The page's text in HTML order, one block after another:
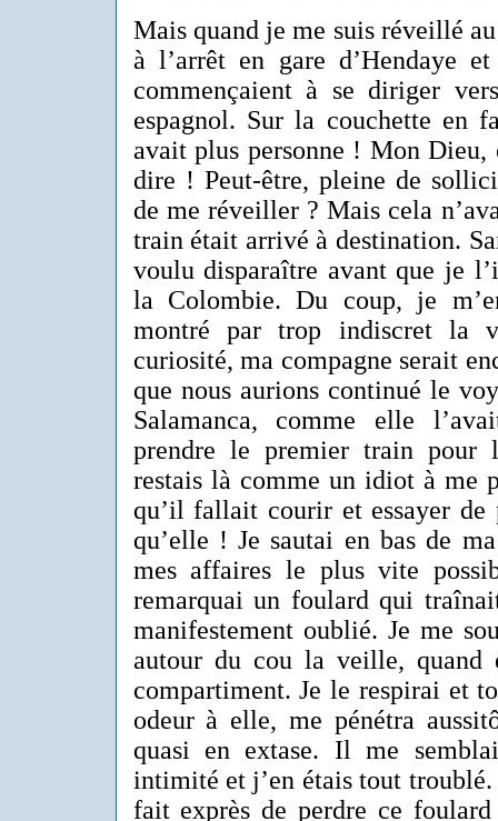
Mais quand je me suis réveillé
à l’arrêt en gare d’Hendaye
commençaient à se diriger
espagnol. Sur la couchette en
avait plus personne ! Mon
dire ! Peut-être, pleine de
de me réveiller ? Mais cela
train était arrivé à destination.
voulu disparaître avant que je
la Colombie. Du coup, je
montré par trop indiscret la
curiosité, ma compagne serait
que nous aurions continué le
Salamanca, comme elle
prendre le premier train pour
restais là comme un idiot à me
qu’il fallait courir et essayer de
qu’elle ! Je sautai en bas de
mes affaires le plus vite
remarquai un foulard qui
manifestement oublié. Je me
autour du cou la veille, quand
compartiment. Je le respirai et
odeur à elle, me pénétra
quasi en extase. Il me
intimité et j’en étais tout
fait exprès de perdre ce